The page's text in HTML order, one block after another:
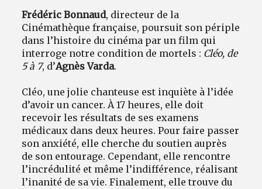
Frédéric Bonnaud, directeur de la
Cinémathèque française, poursuit son périple
dans l’histoire du cinéma par un film qui
interroge notre condition de mortels : Cléo, de
5 à 7, d’Agnès Varda.
Cléo, une jolie chanteuse est inquiète à l’idée
d’avoir un cancer. À 17 heures, elle doit
recevoir les résultats de ses examens
médicaux dans deux heures. Pour faire passer
son anxiété, elle cherche du soutien auprès
de son entourage. Cependant, elle rencontre
l’incrédulité et même l’indifférence, réalisant
l’inanité de sa vie. Finalement, elle trouve du